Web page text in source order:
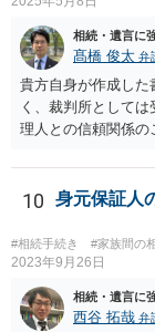
相続・遺言に
髙橋 俊太 弁
貴方自身が作成した
く、裁判所として
理人との信頼関係の
士が主張書面の提出
益がないと考えて
めて、弁護士見解
います。単に面倒臭
れば、当該弁護士と
出することを検討
10 身元保証人
#相続手続き #家族間の
2023年9月26日
相続・遺言に
西谷 拓哉 弁